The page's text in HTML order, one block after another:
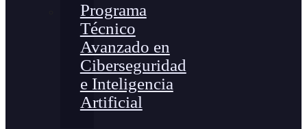
Programa
Técnico
Avanzado en
Ciberseguridad
e Inteligencia
Artificial